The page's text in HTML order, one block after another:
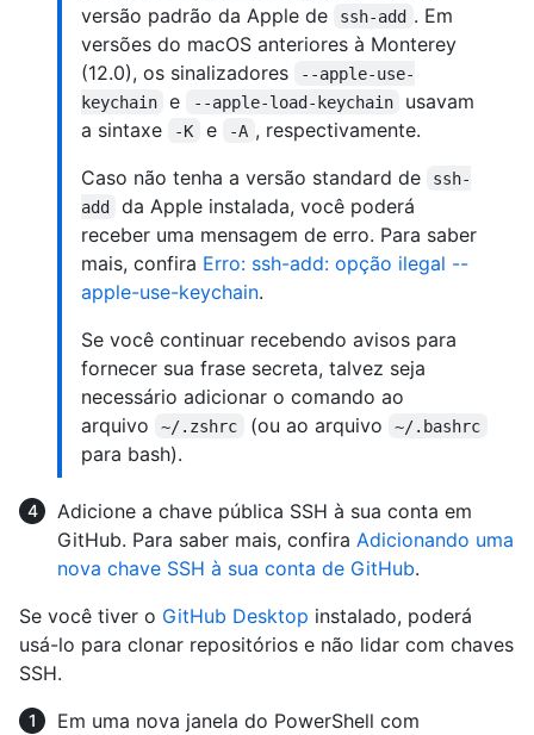
versão padrão da Apple de
ssh-add . Em
versões do macOS anteriores à Monterey
(12.0), os sinalizadores
--apple-use-
keychain
e --apple-load-keychain
usavam
a sintaxe
-K e -A , respectivamente.
Caso não tenha a versão standard de
ssh-
add
da Apple instalada, você poderá
receber uma mensagem de erro. Para saber
mais, confira Erro: ssh-add: opção ilegal --
apple-use-keychain.
Se você continuar recebendo avisos para
fornecer sua frase secreta, talvez seja
necessário adicionar o comando ao
arquivo
~/.zshrc (ou ao arquivo ~/.bashrc
para bash).
Adicione a chave pública SSH à sua conta em
GitHub. Para saber mais, confira Adicionando uma
nova chave SSH à sua conta de GitHub.
Se você tiver o GitHub Desktop instalado, poderá
usá-lo para clonar repositórios e não lidar com chaves
SSH.
Em uma nova janela do PowerShell com